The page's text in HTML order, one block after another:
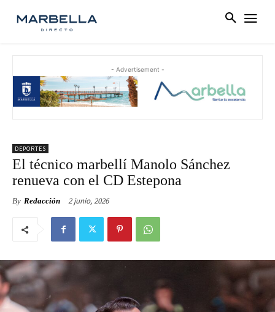
- Advertisement -
DEPORTES
El técnico marbellí Manolo Sánchez
renueva con el CD Estepona
By Redacción 2 junio, 2026